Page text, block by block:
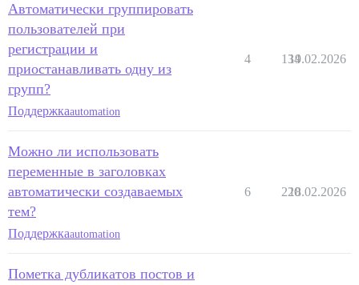
Автоматически группировать
пользователей при
регистрации и
приостанавливать одну из
групп?
Поддержкаautomation
4 134
19.02.2026
Можно ли использовать
переменные в заголовках
автоматически создаваемых
тем?
Поддержкаautomation
6 220
18.02.2026
Пометка дубликатов постов и